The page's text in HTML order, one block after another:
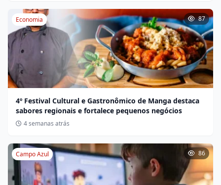
Economia 87
4º Festival Cultural e Gastronômico de Manga destaca
sabores regionais e fortalece pequenos negócios
4 semanas atrás
Campo Azul 86